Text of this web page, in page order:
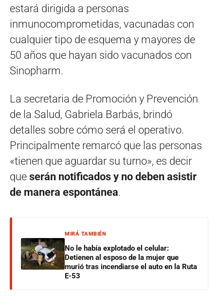
estará dirigida a personas
inmunocomprometidas, vacunadas con
cualquier tipo de esquema y mayores de
50 años que hayan sido vacunados con
Sinopharm.
La secretaria de Promoción y Prevención
de la Salud, Gabriela Barbás, brindó
detalles sobre cómo será el operativo.
Principalmente remarcó que las personas
«tienen que aguardar su turno», es decir
que serán notificados y no deben asistir
de manera espontánea.
MIRÁ TAMBIÉN
No le había explotado el celular:
Detienen al esposo de la mujer que
murió tras incendiarse el auto en la Ruta
E-53